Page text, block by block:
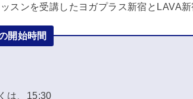
スンを受講したヨガプラス新宿とLAVA新
開始時間
は、15:30